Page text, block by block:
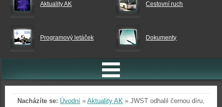
Aktuality AK Cestovní ruch
Programový letáček Dokumenty
Nacházíte se: Úvodní » Aktuality AK » JWST odhalil černou díru,